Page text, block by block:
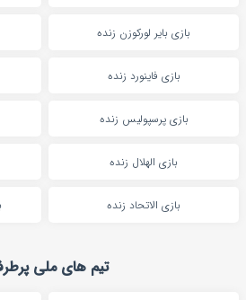
بازی بایر لورکوزن زنده
بازی فاینورد زنده
بازی پرسپولیس زنده
بازی الهلال زنده
بازی الاتحاد زنده
تیم های ملی